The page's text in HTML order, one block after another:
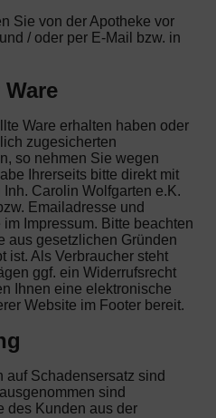
Sie von der Apotheke vor
/ oder per E-Mail bzw. in
Ware erhalten haben oder
zugesicherten
so nehmen Sie wegen
Ihrerseits bitte direkt mit
Carolin Wolfgarten e.K.
Emailadresse und
Impressum. Bitte beachten
aus gesetzlichen Gründen
ist. Als Verbraucher steht
ggf. ein Widerrufsrecht
Ihnen eine elektronische
Website im Footer bereit.
auf Schadensersatz sind
sind
des Kunden aus der